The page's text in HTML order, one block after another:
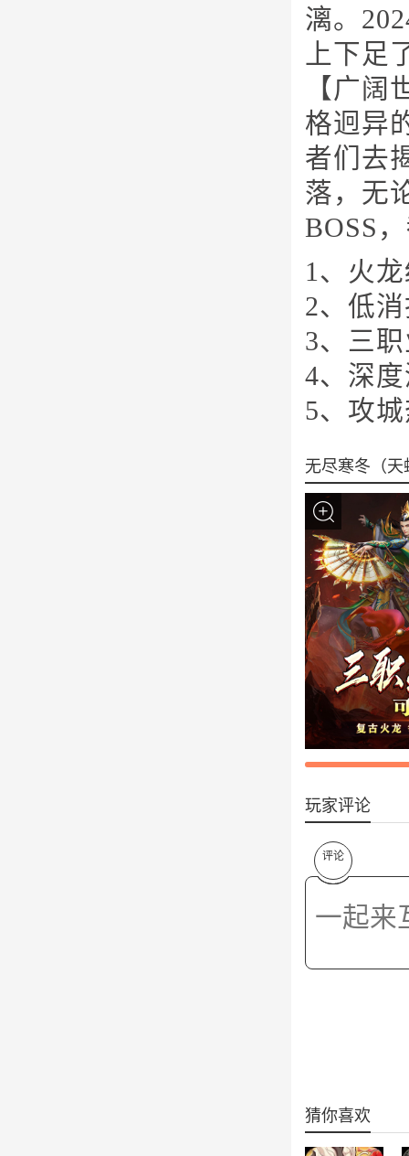
漓。
上下足
【广
格迥异
者们去
落，无
BOSS
1、火
2、低
3、三
4、深
5、攻
无尽寒冬（
玩家评论
评论
猜你喜欢